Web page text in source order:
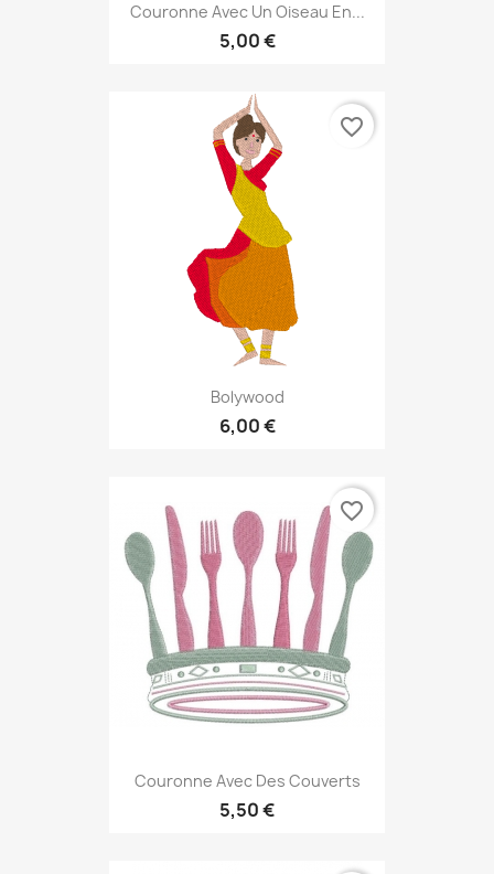
Couronne Avec Un Oiseau En...
5,00 €
Bolywood
6,00 €
favorite_border
Couronne Avec Des Couverts
5,50 €
favorite_border